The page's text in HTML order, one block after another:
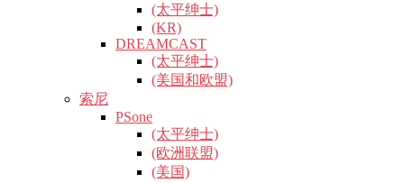
(太平绅士)
(KR)
DREAMCAST
(太平绅士)
(美国和欧盟)
索尼
PSone
(太平绅士)
(欧洲联盟)
(美国)